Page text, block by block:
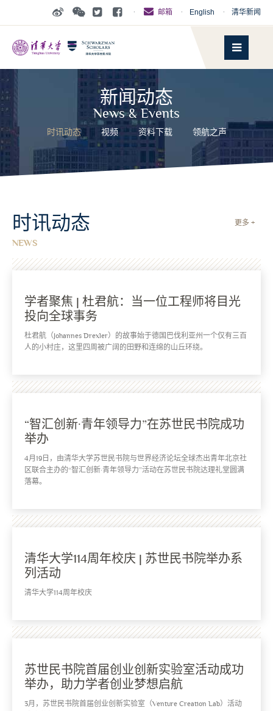
清华新闻
·
English
·
邮箱
·
新闻动态
News & Events
时讯动态 视频 资料下载 领航之声
更多 +
时讯动态
NEWS
学者聚焦 | 杜君航：当一位工程师将目光
投向全球事务
杜君航（Johannes Drexler）的故事始于德国巴伐利亚州一个仅有三百
人的小村庄，这里四周被广阔的田野和连绵的山丘环绕。
“智汇创新·青年领导力”在苏世民书院成功
举办
4月19日，由清华大学苏世民书院与世界经济论坛全球杰出青年北京社
区联合主办的“智汇创新·青年领导力”活动在苏世民书院达理礼堂圆满
落幕。
清华大学114周年校庆 | 苏世民书院举办系
列活动
清华大学114周年校庆
苏世民书院首届创业创新实验室活动成功
举办，助力学者创业梦想启航
3月，苏世民书院首届创业创新实验室（Venture Creation Lab）活动